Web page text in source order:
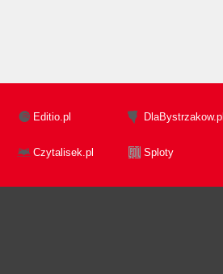
Editio.pl DlaBystrzakow.pl
Czytalisek.pl Sploty